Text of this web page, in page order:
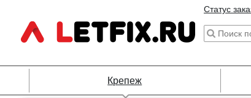
Статус
Крепеж